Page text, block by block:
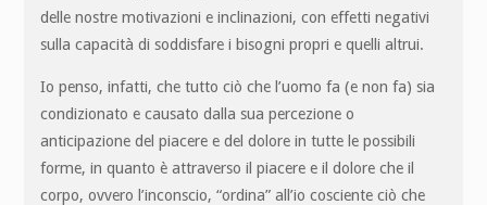
delle nostre motivazioni e inclinazioni, con effetti negativi
sulla capacità di soddisfare i bisogni propri e quelli altrui.
Io penso, infatti, che tutto ciò che l’uomo fa (e non fa) sia
condizionato e causato dalla sua percezione o
anticipazione del piacere e del dolore in tutte le possibili
forme, in quanto è attraverso il piacere e il dolore che il
corpo, ovvero l’inconscio, “ordina” all’io cosciente ciò che